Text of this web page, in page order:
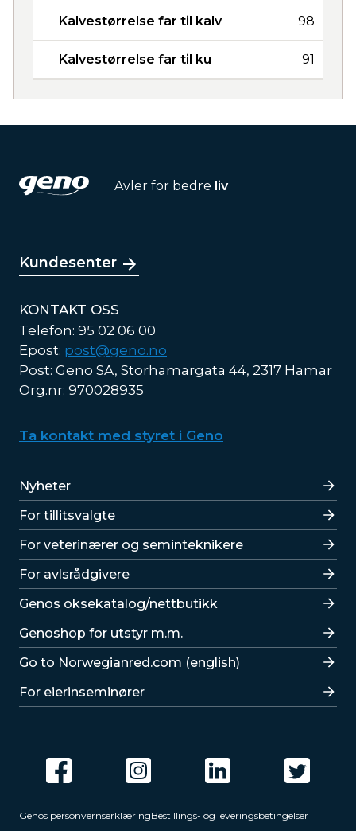
Kalvestørrelse far til kalv 98
Kalvestørrelse far til ku 91
Avler for bedre liv
Kundesenter
KONTAKT OSS
Telefon: 95 02 06 00
Epost: post@geno.no
Post: Geno SA, Storhamargata 44, 2317 Hamar
Org.nr: 970028935
Ta kontakt med styret i Geno
Lenker
Nyheter
For tillitsvalgte
For veterinærer og seminteknikere
For avlsrådgivere
Lenker
Genos oksekatalog/nettbutikk
Genoshop for utstyr m.m.
Go to Norwegianred.com (english)
For eierinseminører
Genos personvernserklæringBestillings- og leveringsbetingelser